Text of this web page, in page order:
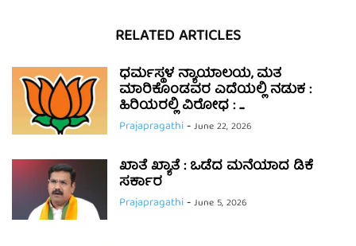
RELATED ARTICLES
ಧರ್ಮಸ್ಥಳ ನ್ಯಾಯಾಲಯ, ಮತ
ಮಾರಿಕೊಂಡವರ ಎದೆಯಲ್ಲಿ ನಡುಕ :
ಹಿರಿಯರಲ್ಲಿ ವಿರೋಧ : ...
Prajapragathi-June 22, 2026
ಖಾತೆ ಖ್ಯಾತೆ : ಒಡೆದ ಮನೆಯಾದ ಡಿಕೆ
ಸರ್ಕಾರ
Prajapragathi-June 5, 2026